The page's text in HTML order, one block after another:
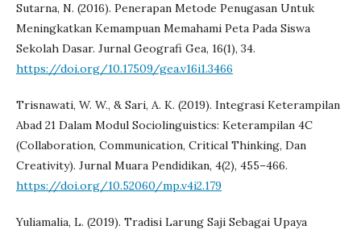
Sutarna, N. (2016). Penerapan Metode Penugasan Untuk
Meningkatkan Kemampuan Memahami Peta Pada Siswa
Sekolah Dasar. Jurnal Geografi Gea, 16(1), 34.
https://doi.org/10.17509/gea.v16i1.3466
Trisnawati, W. W., & Sari, A. K. (2019). Integrasi Keterampilan
Abad 21 Dalam Modul Sociolinguistics: Keterampilan 4C
(Collaboration, Communication, Critical Thinking, Dan
Creativity). Jurnal Muara Pendidikan, 4(2), 455–466.
https://doi.org/10.52060/mp.v4i2.179
Yuliamalia, L. (2019). Tradisi Larung Saji Sebagai Upaya